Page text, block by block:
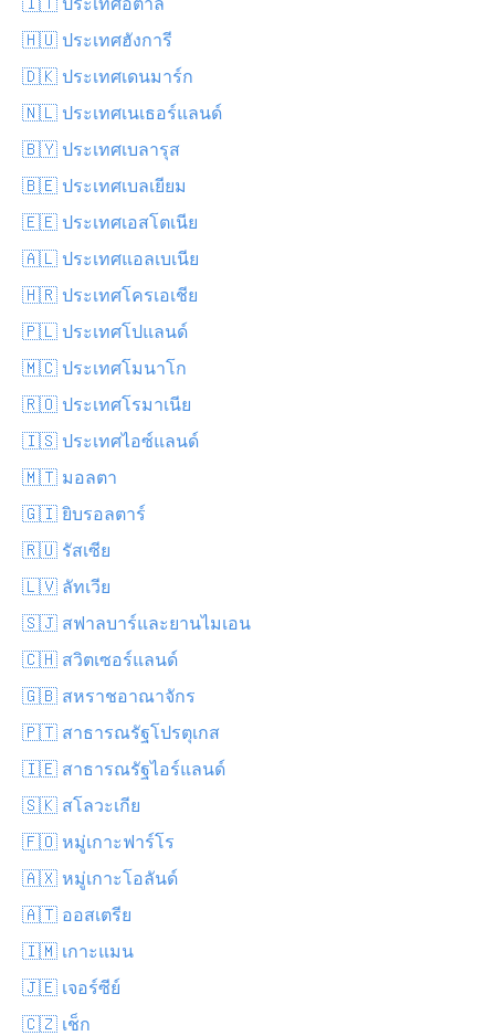
🇭🇺 ประเทศฮังการี
🇩🇰 ประเทศเดนมาร์ก
🇳🇱 ประเทศเนเธอร์แลนด์
🇧🇾 ประเทศเบลารุส
🇧🇪 ประเทศเบลเยียม
🇪🇪 ประเทศเอสโตเนีย
🇦🇱 ประเทศแอลเบเนีย
🇭🇷 ประเทศโครเอเชีย
🇵🇱 ประเทศโปแลนด์
🇲🇨 ประเทศโมนาโก
🇷🇴 ประเทศโรมาเนีย
🇮🇸 ประเทศไอซ์แลนด์
🇲🇹 มอลตา
🇬🇮 ยิบรอลตาร์
🇷🇺 รัสเซีย
🇱🇻 ลัทเวีย
🇸🇯 สฟาลบาร์และยานไมเอน
🇨🇭 สวิตเซอร์แลนด์
🇬🇧 สหราชอาณาจักร
🇵🇹 สาธารณรัฐโปรตุเกส
🇮🇪 สาธารณรัฐไอร์แลนด์
🇸🇰 สโลวะเกีย
🇫🇴 หมู่เกาะฟาร์โร
🇦🇽 หมู่เกาะโอลันด์
🇦🇹 ออสเตรีย
🇮🇲 เกาะแมน
🇯🇪 เจอร์ซีย์
🇨🇿 เช็ก